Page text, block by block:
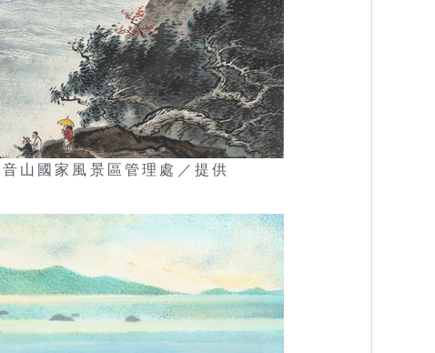
山國家風景區管理處／提供